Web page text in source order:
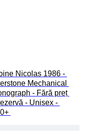
Nicolas 1986 -
Mechanical
- Fără preț
- Unisex -